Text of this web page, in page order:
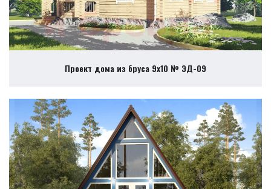
Проект дома из бруса 9х10 № ЭД-09